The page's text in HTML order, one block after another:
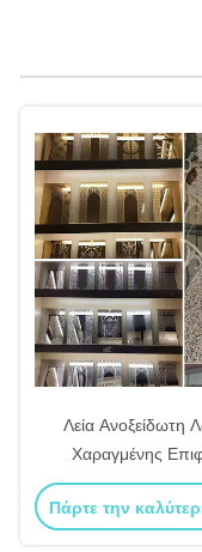
Λεία Ανοξείδωτη
Χαραγμένης
Αντιολισθητική
Μεγέθους
Πάρτε την